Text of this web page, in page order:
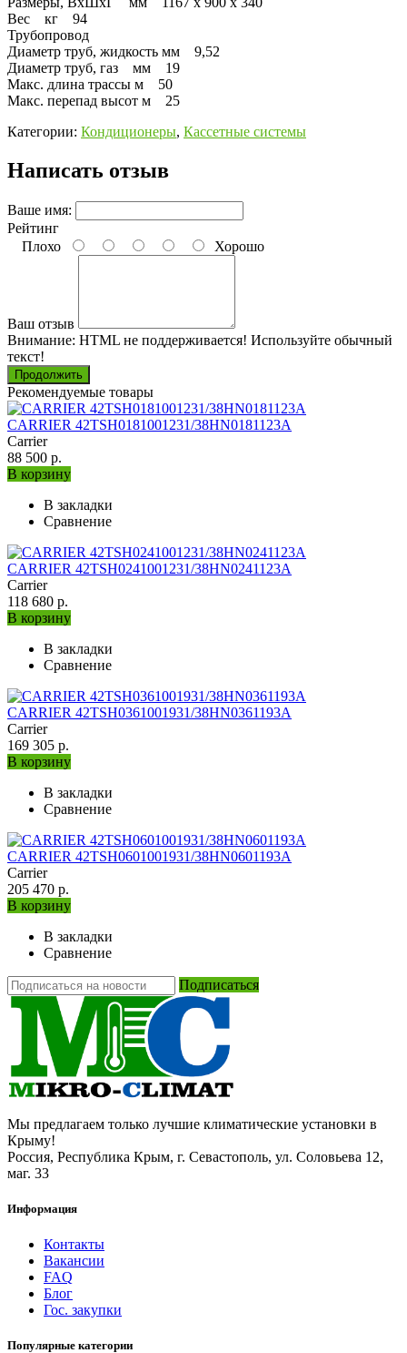
Вес кг 94
Трубопровод
Диаметр труб, жидкость мм 9,52
Диаметр труб, газ мм 19
Макс. длина трассы м 50
Макс. перепад высот м 25
Категории: Кондиционеры, Кассетные системы
Написать отзыв
Ваше имя:
Рейтинг
Плохо
Хорошо
Ваш отзыв
Внимание: HTML не поддерживается! Используйте обычный
текст!
Продолжить
Рекомендуемые товары
CARRIER 42TSH0181001231/38HN0181123A
Carrier
88 500 р.
В корзину
В закладки
Сравнение
CARRIER 42TSH0241001231/38HN0241123A
Carrier
118 680 р.
В корзину
В закладки
Сравнение
CARRIER 42TSH0361001931/38HN0361193A
Carrier
169 305 р.
В корзину
В закладки
Сравнение
CARRIER 42TSH0601001931/38HN0601193A
Carrier
205 470 р.
В корзину
В закладки
Сравнение
Подписаться
Мы предлагаем только лучшие климатические установки в
Крыму!
Россия, Республика Крым, г. Севастополь, ул. Соловьева 12,
маг. 33
Информация
Контакты
Вакансии
FAQ
Блог
Гос. закупки
Популярные категории